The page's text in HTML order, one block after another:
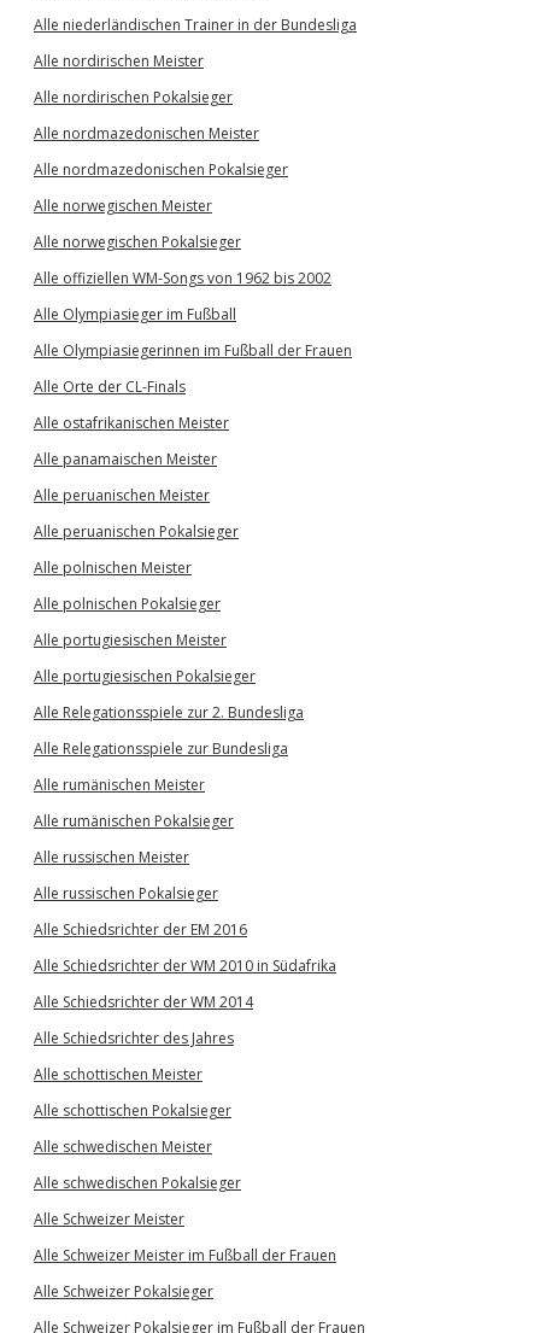
Alle niederländischen Trainer in der Bundesliga
Alle nordirischen Meister
Alle nordirischen Pokalsieger
Alle nordmazedonischen Meister
Alle nordmazedonischen Pokalsieger
Alle norwegischen Meister
Alle norwegischen Pokalsieger
Alle offiziellen WM-Songs von 1962 bis 2002
Alle Olympiasieger im Fußball
Alle Olympiasiegerinnen im Fußball der Frauen
Alle Orte der CL-Finals
Alle ostafrikanischen Meister
Alle panamaischen Meister
Alle peruanischen Meister
Alle peruanischen Pokalsieger
Alle polnischen Meister
Alle polnischen Pokalsieger
Alle portugiesischen Meister
Alle portugiesischen Pokalsieger
Alle Relegationsspiele zur 2. Bundesliga
Alle Relegationsspiele zur Bundesliga
Alle rumänischen Meister
Alle rumänischen Pokalsieger
Alle russischen Meister
Alle russischen Pokalsieger
Alle Schiedsrichter der EM 2016
Alle Schiedsrichter der WM 2010 in Südafrika
Alle Schiedsrichter der WM 2014
Alle Schiedsrichter des Jahres
Alle schottischen Meister
Alle schottischen Pokalsieger
Alle schwedischen Meister
Alle schwedischen Pokalsieger
Alle Schweizer Meister
Alle Schweizer Meister im Fußball der Frauen
Alle Schweizer Pokalsieger
Alle Schweizer Pokalsieger im Fußball der Frauen